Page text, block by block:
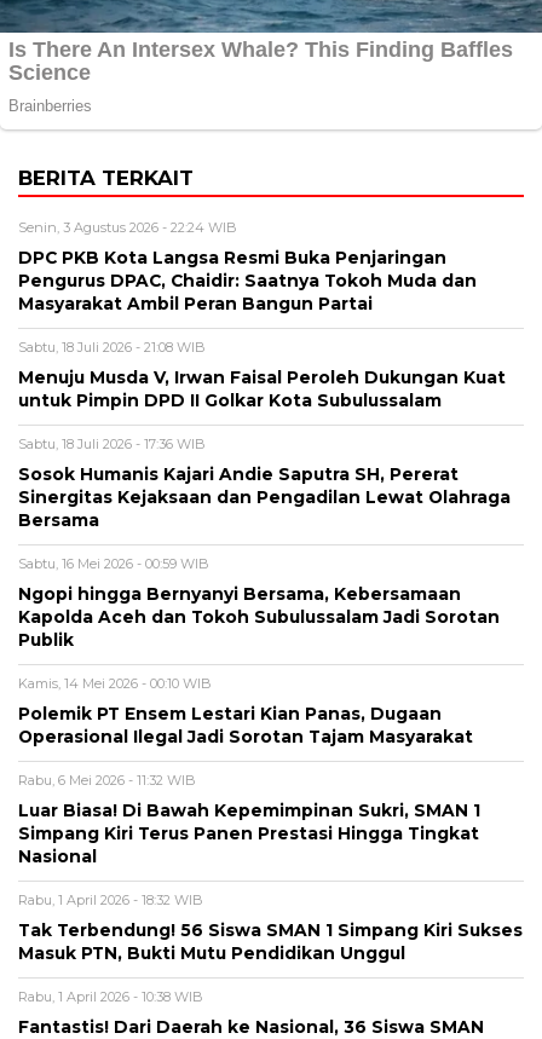
BERITA TERKAIT
Senin, 3 Agustus 2026 - 22:24 WIB
DPC PKB Kota Langsa Resmi Buka Penjaringan
Pengurus DPAC, Chaidir: Saatnya Tokoh Muda dan
Masyarakat Ambil Peran Bangun Partai
Sabtu, 18 Juli 2026 - 21:08 WIB
Menuju Musda V, Irwan Faisal Peroleh Dukungan Kuat
untuk Pimpin DPD II Golkar Kota Subulussalam
Sabtu, 18 Juli 2026 - 17:36 WIB
Sosok Humanis Kajari Andie Saputra SH, Pererat
Sinergitas Kejaksaan dan Pengadilan Lewat Olahraga
Bersama
Sabtu, 16 Mei 2026 - 00:59 WIB
Ngopi hingga Bernyanyi Bersama, Kebersamaan
Kapolda Aceh dan Tokoh Subulussalam Jadi Sorotan
Publik
Kamis, 14 Mei 2026 - 00:10 WIB
Polemik PT Ensem Lestari Kian Panas, Dugaan
Operasional Ilegal Jadi Sorotan Tajam Masyarakat
Rabu, 6 Mei 2026 - 11:32 WIB
Luar Biasa! Di Bawah Kepemimpinan Sukri, SMAN 1
Simpang Kiri Terus Panen Prestasi Hingga Tingkat
Nasional
Rabu, 1 April 2026 - 18:32 WIB
Tak Terbendung! 56 Siswa SMAN 1 Simpang Kiri Sukses
Masuk PTN, Bukti Mutu Pendidikan Unggul
Rabu, 1 April 2026 - 10:38 WIB
Fantastis! Dari Daerah ke Nasional, 36 Siswa SMAN